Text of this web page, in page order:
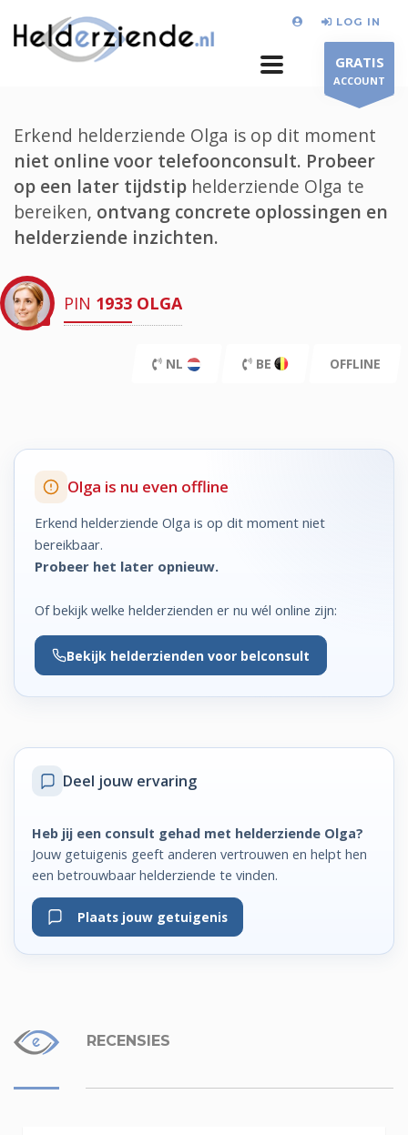
LOG IN
GRATIS
ACCOUNT
Erkend helderziende Olga is op dit moment
niet online voor telefoonconsult. Probeer
op een later tijdstip helderziende Olga te
bereiken, ontvang concrete oplossingen en
helderziende inzichten.
PIN 1933 OLGA
NL BE OFFLINE
Olga is nu even offline
Erkend helderziende Olga is op dit moment niet
bereikbaar.
Probeer het later opnieuw.
Of bekijk welke helderzienden er nu wél online zijn:
Bekijk helderzienden voor belconsult
Deel jouw ervaring
Heb jij een consult gehad met helderziende Olga?
Jouw getuigenis geeft anderen vertrouwen en helpt hen
een betrouwbaar helderziende te vinden.
Plaats jouw getuigenis
RECENSIES